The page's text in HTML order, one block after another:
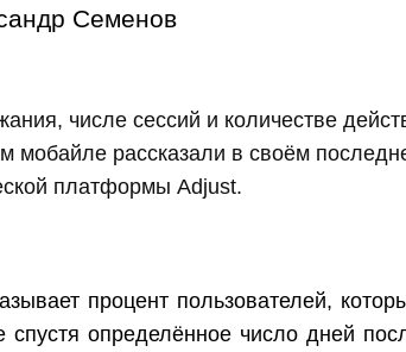
Семенов
числе сессий и количестве
мобайле рассказали в своём
платформы Adjust.
процент пользователей,
спустя определённое число дней